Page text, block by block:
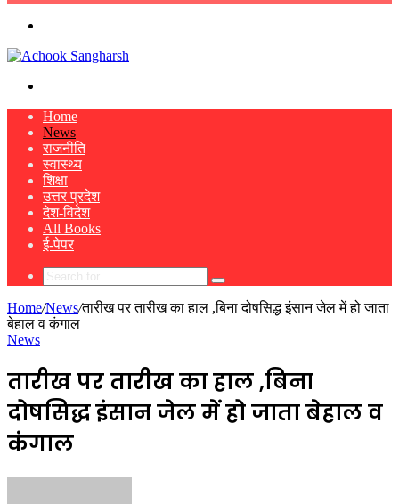
Home
News
राजनीति
स्वास्थ्य
शिक्षा
उत्तर प्रदेश
देश-विदेश
All Books
ई-पेपर
Search
for
Home/News/तारीख पर तारीख का हाल ,बिना दोषसिद्ध इंसान जेल में हो जाता
बेहाल व कंगाल
News
तारीख पर तारीख का हाल ,बिना
दोषसिद्ध इंसान जेल में हो जाता बेहाल व
कंगाल